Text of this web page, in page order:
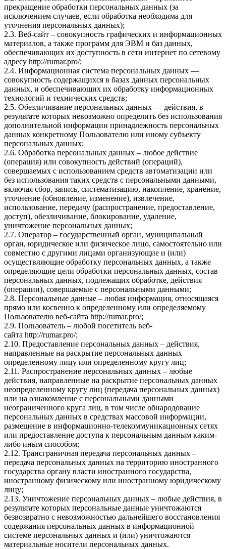
прекращение обработки персональных данных (за
исключением случаев, если обработка необходима для
уточнения персональных данных);
2.3. Веб-сайт – совокупность графических и информационных
материалов, а также программ для ЭВМ и баз данных,
обеспечивающих их доступность в сети интернет по сетевому
адресу http://rumar.pro/;
2.4. Информационная система персональных данных —
совокупность содержащихся в базах данных персональных
данных, и обеспечивающих их обработку информационных
технологий и технических средств;
2.5. Обезличивание персональных данных — действия, в
результате которых невозможно определить без использования
дополнительной информации принадлежность персональных
данных конкретному Пользователю или иному субъекту
персональных данных;
2.6. Обработка персональных данных – любое действие
(операция) или совокупность действий (операций),
совершаемых с использованием средств автоматизации или
без использования таких средств с персональными данными,
включая сбор, запись, систематизацию, накопление, хранение,
уточнение (обновление, изменение), извлечение,
использование, передачу (распространение, предоставление,
доступ), обезличивание, блокирование, удаление,
уничтожение персональных данных;
2.7. Оператор – государственный орган, муниципальный
орган, юридическое или физическое лицо, самостоятельно или
совместно с другими лицами организующие и (или)
осуществляющие обработку персональных данных, а также
определяющие цели обработки персональных данных, состав
персональных данных, подлежащих обработке, действия
(операции), совершаемые с персональными данными;
2.8. Персональные данные – любая информация, относящаяся
прямо или косвенно к определенному или определяемому
Пользователю веб-сайта http://rumar.pro/;
2.9. Пользователь – любой посетитель веб-
сайта http://rumar.pro/;
2.10. Предоставление персональных данных – действия,
направленные на раскрытие персональных данных
определенному лицу или определенному кругу лиц;
2.11. Распространение персональных данных – любые
действия, направленные на раскрытие персональных данных
неопределенному кругу лиц (передача персональных данных)
или на ознакомление с персональными данными
неограниченного круга лиц, в том числе обнародование
персональных данных в средствах массовой информации,
размещение в информационно-телекоммуникационных сетях
или предоставление доступа к персональным данным каким-
либо иным способом;
2.12. Трансграничная передача персональных данных –
передача персональных данных на территорию иностранного
государства органу власти иностранного государства,
иностранному физическому или иностранному юридическому
лицу;
2.13. Уничтожение персональных данных – любые действия, в
результате которых персональные данные уничтожаются
безвозвратно с невозможностью дальнейшего восстановления
содержания персональных данных в информационной
системе персональных данных и (или) уничтожаются
материальные носители персональных данных.